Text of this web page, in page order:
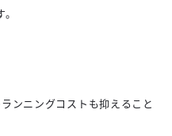
ンニングコストも抑えること